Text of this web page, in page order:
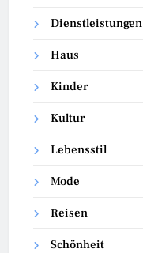
Dienstleistungen
Haus
Kinder
Kultur
Lebensstil
Mode
Reisen
Schönheit